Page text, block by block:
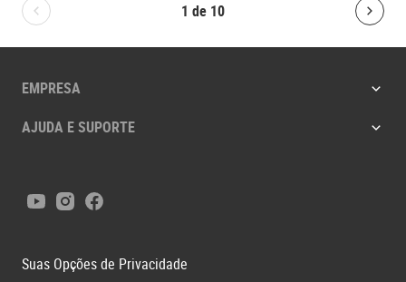
1 de 10
Bolton.General.PreviousSlide
EMPRESA
AJUDA E SUPORTE
YoutubeInstagram
Facebook
Suas Opções de Privacidade